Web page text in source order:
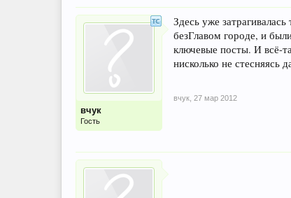
вчук
Гость
Здесь уже
безГлавом городе, и
ключевые посты. И всё-
нисколько не стесняясь
вчук 27 мар 2012